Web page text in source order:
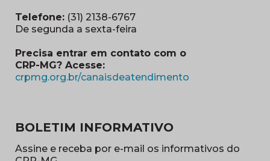
Telefone: (31) 2138-6767
De segunda a sexta-feira
Precisa entrar em contato com o
CRP-MG? Acesse:
crpmg.org.br/canaisdeatendimento
BOLETIM INFORMATIVO
Assine e receba por e-mail os informativos do